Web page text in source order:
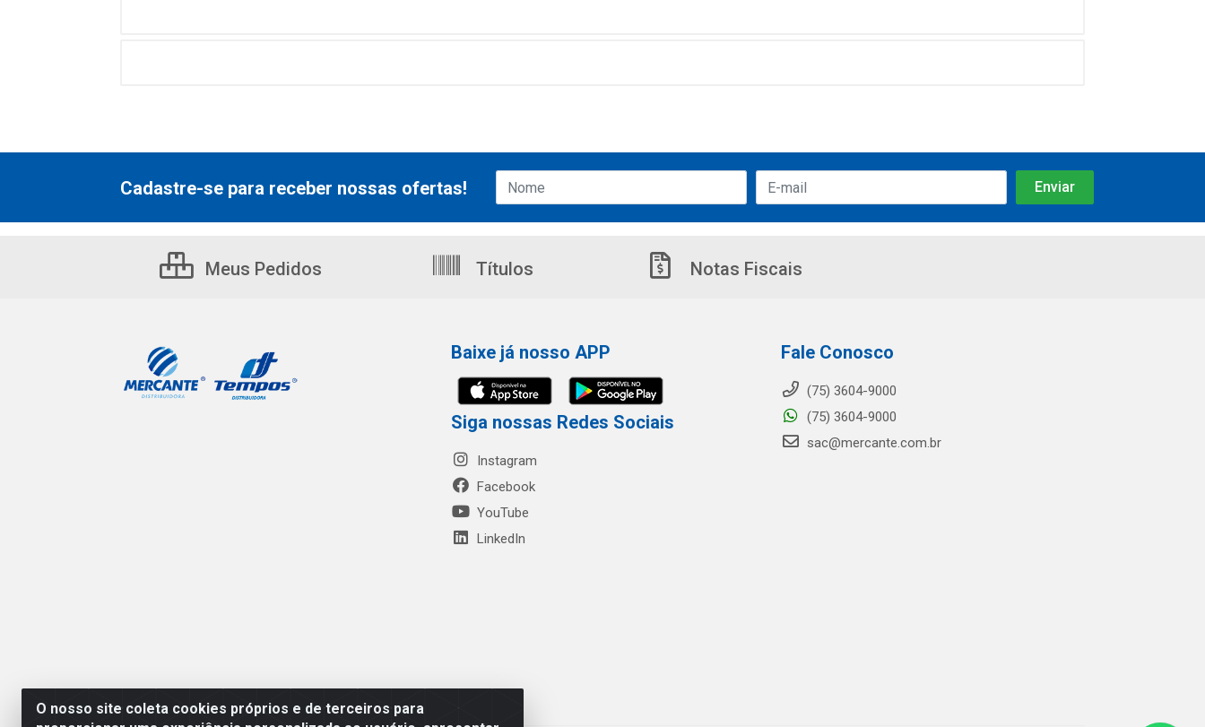
O nosso site coleta cookies próprios e de terceiros para
Cadastre-se para receber nossas ofertas!
Meus Pedidos Títulos Notas Fiscais
Baixe já nosso APP
Siga nossas Redes Sociais
Instagram
Facebook
YouTube
LinkedIn
Fale Conosco
(75) 3604-9000
(75) 3604-9000
sac@mercante.com.br